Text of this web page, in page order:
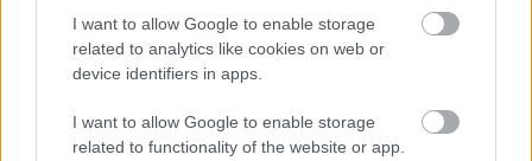
I want to allow Google to enable storage
related to analytics like cookies on web or
device identifiers in apps.
I want to allow Google to enable storage
related to functionality of the website or app.
σημαντικό είναι να αναγνωρίζεται η ικανότητα και η
αποτελεσματικότητα των νέων στην αντιμετώπιση
απαραίτητα κίνητρα και εφόδια ώστε να ασχολούνται με
αυτό συστηματικά, δημιουργώντας γέφυρες μεταξύ των